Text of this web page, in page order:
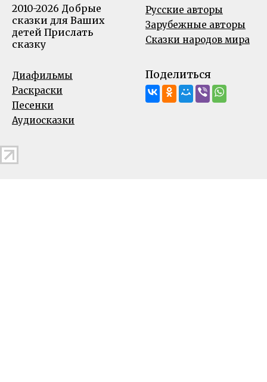
2010-2026 Добрые
сказки для Ваших
детей Прислать
сказку
Русские авторы
Зарубежные авторы
Сказки народов мира
Диафильмы
Раскраски
Песенки
Аудиосказки
Поделиться